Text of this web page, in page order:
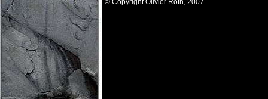
© Copyright Olivier Roth, 2007